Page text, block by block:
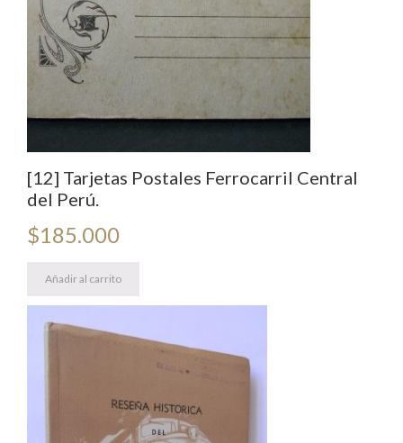
[12] Tarjetas Postales Ferrocarril Central
del Perú.
$185.000
Añadir al carrito